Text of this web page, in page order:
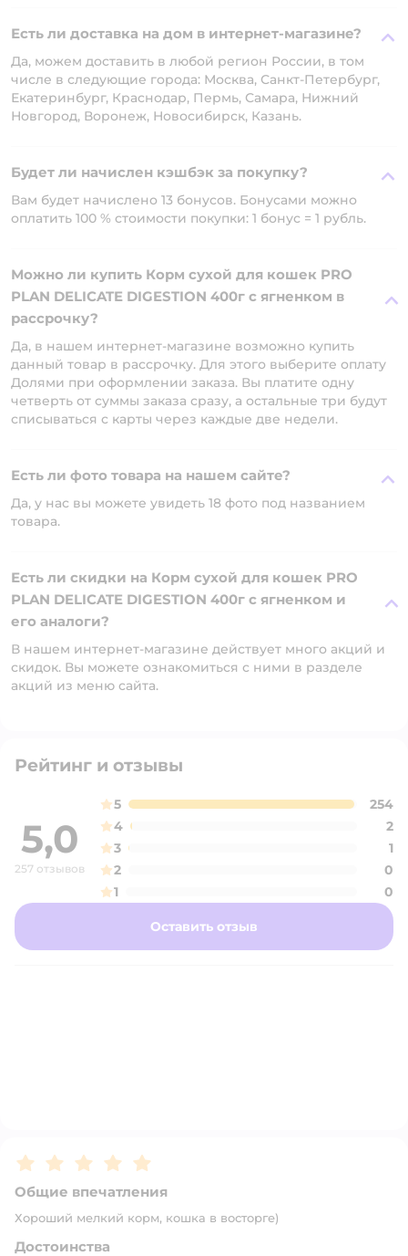
Есть ли доставка на дом в интернет-магазине?
Да, можем доставить в любой регион России, в том
числе в следующие города: Москва, Санкт-Петербург,
Екатеринбург, Краснодар, Пермь, Самара, Нижний
Новгород, Воронеж, Новосибирск, Казань.
Будет ли начислен кэшбэк за покупку?
Вам будет начислено 13 бонусов. Бонусами можно
оплатить 100 % стоимости покупки: 1 бонус = 1 рубль.
Можно ли купить Корм сухой для кошек PRO
PLAN DELICATE DIGESTION 400г с ягненком в
рассрочку?
Да, в нашем интернет-магазине возможно купить
данный товар в рассрочку. Для этого выберите оплату
Долями при оформлении заказа. Вы платите одну
четверть от суммы заказа сразу, а остальные три будут
списываться с карты через каждые две недели.
Есть ли фото товара на нашем сайте?
Да, у нас вы можете увидеть 18 фото под названием
товара.
Есть ли скидки на Корм сухой для кошек PRO
PLAN DELICATE DIGESTION 400г с ягненком и
его аналоги?
В нашем интернет-магазине действует много акций и
скидок. Вы можете ознакомиться с ними в разделе
акций из меню сайта.
Рейтинг и отзывы
5,0
257 отзывов
5
254
4
2
3
1
2
0
1
0
Оставить отзыв
Рейтинг:5
Общие впечатления
Хороший мелкий корм, кошка в восторге)
Достоинства